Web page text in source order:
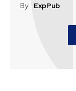
By: ExpPub